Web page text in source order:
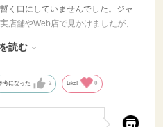
く口にしていませんでした。ジャ
店舗やWeb店で見かけましたが、
モパンは中々ありませんでした。
べ応えあり、少し強めにトースト
しくいただいております。
読む
考になった 2 Like! 0